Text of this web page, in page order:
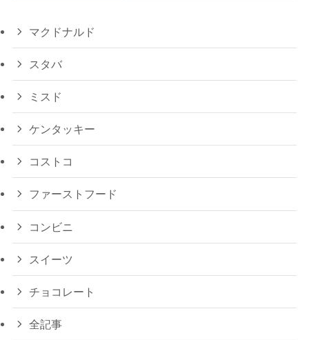
マクドナルド
スタバ
ミスド
ケンタッキー
コストコ
ファーストフード
コンビニ
スイーツ
チョコレート
全記事